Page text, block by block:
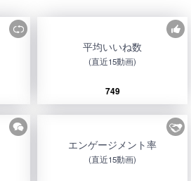
平均いいね数
(直近15動画)
749
エンゲージメント率
(直近15動画)